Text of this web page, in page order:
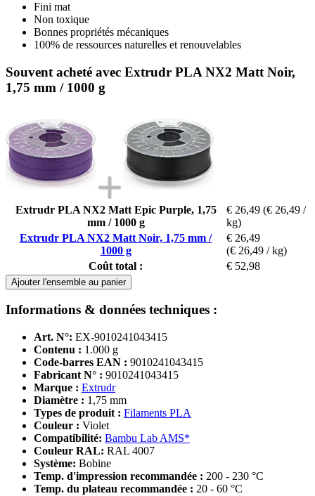
Fini mat
Non toxique
Bonnes propriétés mécaniques
100% de ressources naturelles et renouvelables
Souvent acheté avec Extrudr PLA NX2 Matt Noir,
1,75 mm / 1000 g
Extrudr PLA NX2 Matt Epic Purple, 1,75
mm / 1000 g
€ 26,49 (€ 26,49 /
kg)
Extrudr PLA NX2 Matt Noir, 1,75 mm /
1000 g
€ 26,49
(€ 26,49 / kg)
Coût total :
€ 52,98
Ajouter l'ensemble au panier
Informations & données techniques :
Art. N°: EX-9010241043415
Contenu : 1.000 g
Code-barres EAN : 9010241043415
Fabricant N° : 9010241043415
Marque : Extrudr
Diamètre : 1,75 mm
Types de produit : Filaments PLA
Couleur : Violet
Compatibilité: Bambu Lab AMS*
Couleur RAL: RAL 4007
Système: Bobine
Temp. d'impression recommandée : 200 - 230 °C
Temp. du plateau recommandée : 20 - 60 °C